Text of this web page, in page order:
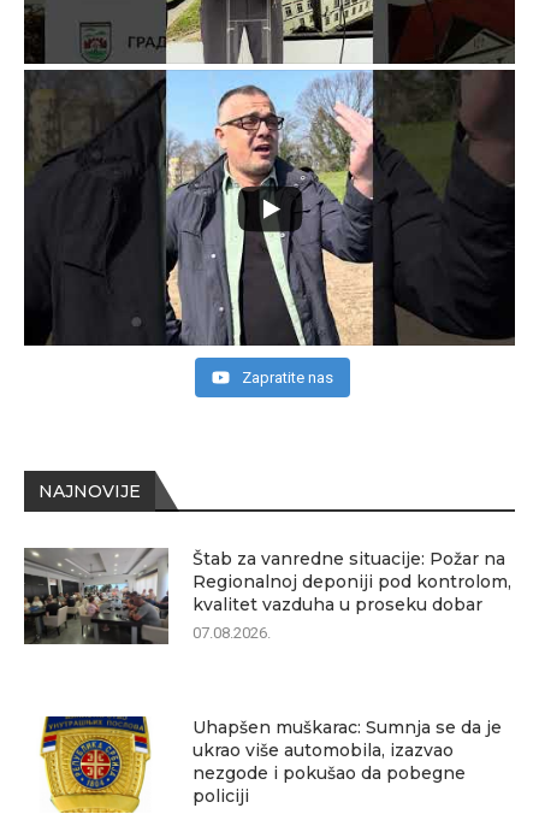
NAJNOVIJE
Štab za vanredne situacije: Požar na
Regionalnoj deponiji pod kontrolom,
kvalitet vazduha u proseku dobar
07.08.2026.
Uhapšen muškarac: Sumnja se da je
ukrao više automobila, izazvao
nezgode i pokušao da pobegne
policiji
Zapratite nas